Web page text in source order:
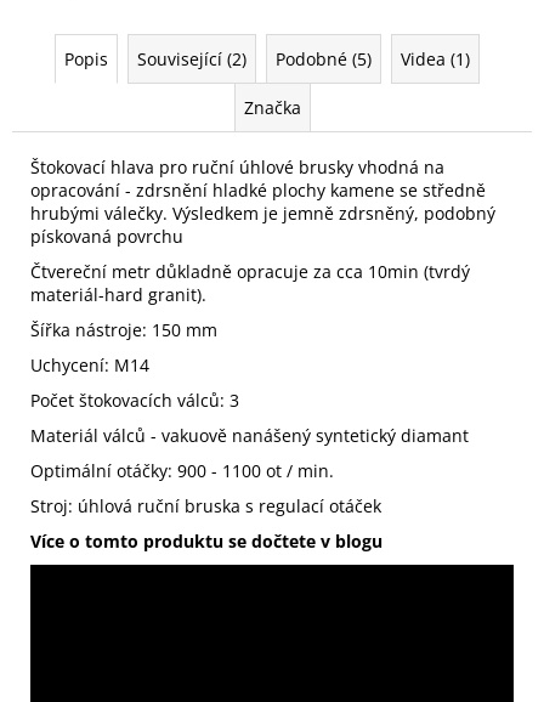
Popis Související (2) Podobné (5) Videa (1)
Značka
Štokovací hlava pro ruční úhlové brusky vhodná na
opracování - zdrsnění hladké plochy kamene se středně
hrubými válečky. Výsledkem je jemně zdrsněný, podobný
pískovaná povrchu
Čtvereční metr důkladně opracuje za cca 10min (tvrdý
materiál-hard granit).
Šířka nástroje: 150 mm
Uchycení: M14
Počet štokovacích válců: 3
Materiál válců - vakuově nanášený syntetický diamant
Optimální otáčky: 900 - 1100 ot / min.
Stroj: úhlová ruční bruska s regulací otáček
Více o tomto produktu se dočtete v blogu